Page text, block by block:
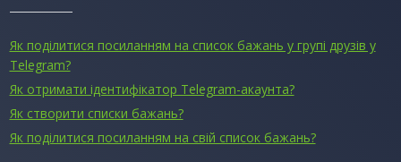
Як поділитися посиланням на список бажань у групі друзів у
Telegram?
Як отримати ідентифікатор Telegram-акаунта?
Як створити списки бажань?
Як поділитися посиланням на свій список бажань?